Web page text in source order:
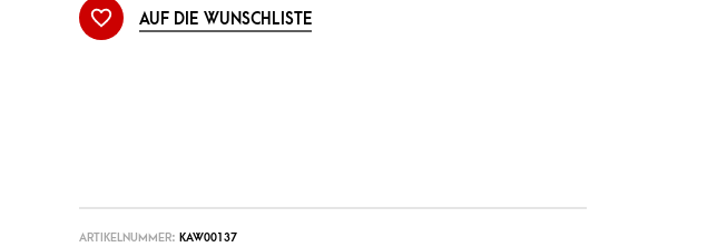
AUF DIE WUNSCHLISTE
ARTIKELNUMMER: KAW00137